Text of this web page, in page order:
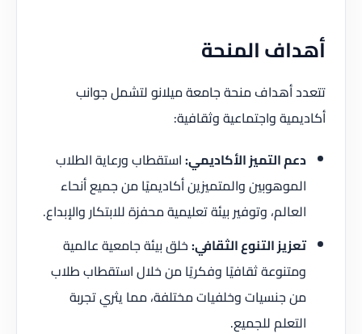
أهداف المنحة
تتعدد أهداف منحة جامعة ميلانو لتشمل جوانب
أكاديمية واجتماعية وثقافية:
دعم التميز الأكاديمي:استقطاب ورعاية الطلاب
الموهوبين والمتميزين أكاديميًا من جميع أنحاء
العالم، وتوفير بيئة تعليمية محفزة للابتكار والإبداع.
تعزيز التنوع الثقافي:خلق بيئة جامعية عالمية
ومتنوعة ثقافيًا وفكريًا من خلال استقطاب طلاب
من جنسيات وخلفيات مختلفة، مما يثري تجربة
التعلم للجميع.